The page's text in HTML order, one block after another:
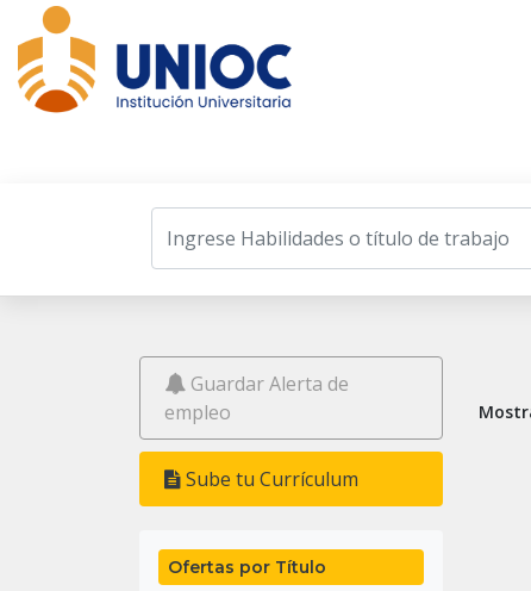
Guardar Alerta de
empleo
Sube tu Currículum
Ofertas por Título